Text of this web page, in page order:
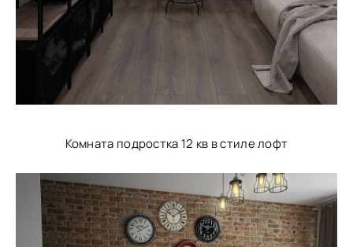
Комната подростка 12 кв в стиле лофт